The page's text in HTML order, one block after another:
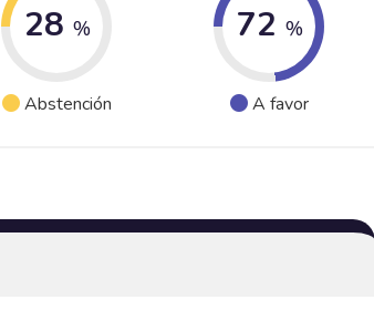
28 %
Abstención
72 %
A favor